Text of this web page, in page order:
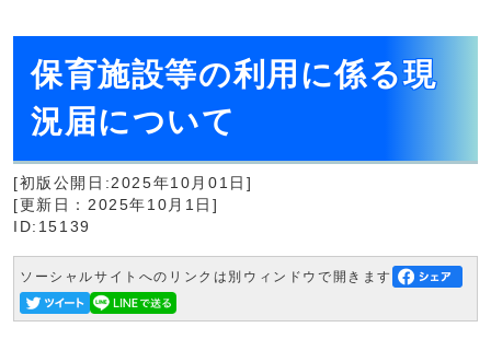
保育施設等の利用に係る現
況届について
[初版公開日:2025年10月01日]
[更新日：2025年10月1日]
ID:15139
ソーシャルサイトへのリンクは別ウィンドウで開きます